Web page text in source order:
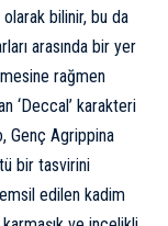
bilinir, bu da
arasında bir yer
rağmen
‘Deccal’ karakteri
Genç Agrippina
bir tasvirini
edilen kadim